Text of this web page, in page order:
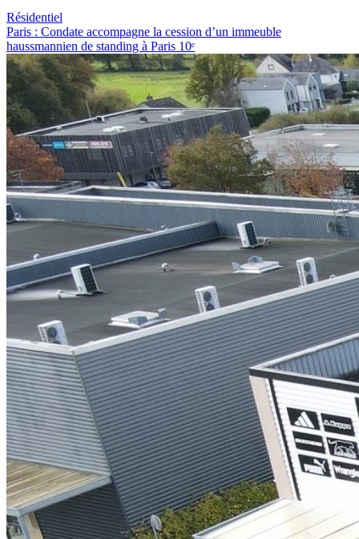
Résidentiel
Paris : Condate accompagne la cession d’un immeuble
haussmannien de standing à Paris 10ᵉ